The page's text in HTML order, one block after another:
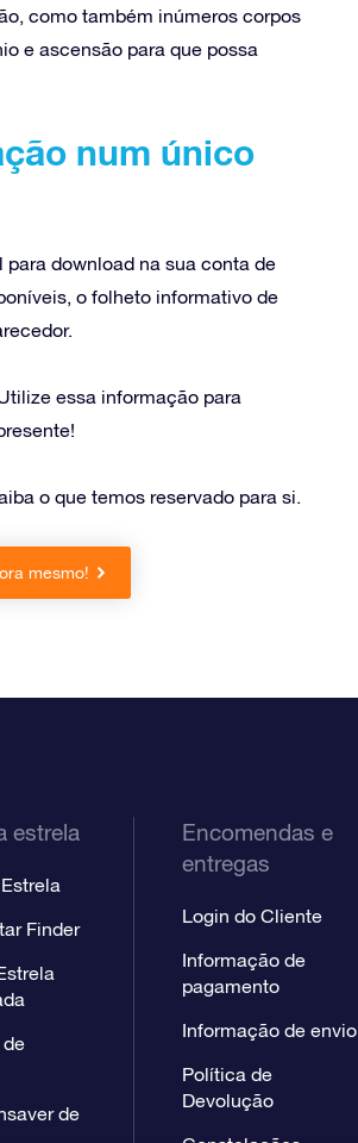
como também inúmeros corpos
e ascensão para que possa
num único
para download na sua conta de
o folheto informativo de
essa informação para
o que temos reservado para si.
mesmo!
estrela
Finder
de
Encomendas e
entregas
Login do Cliente
Informação de
pagamento
Informação de envio
Política de
Devolução